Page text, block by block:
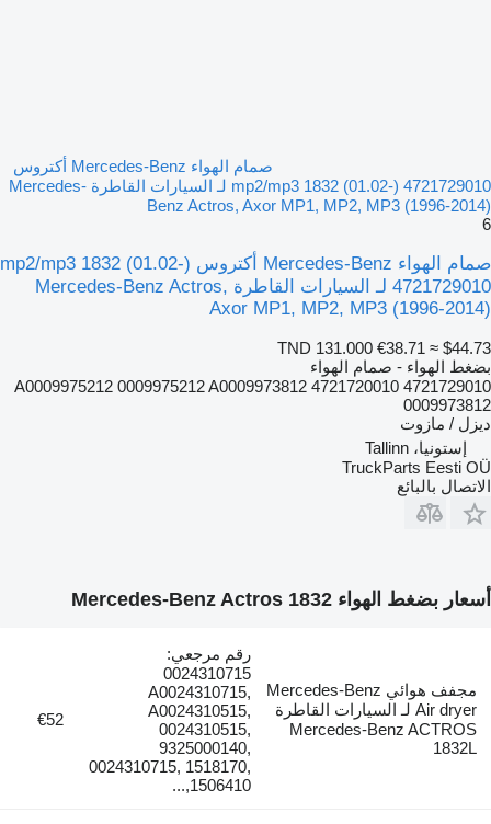
صمام الهواء Mercedes-Benz أكتروس
mp2/mp3 1832 (01.02-) 4721729010 لـ السيارات القاطرة Mercedes-
Benz Actros, Axor MP1, MP2, MP3 (1996-2014)
6
صمام الهواء Mercedes-Benz أكتروس mp2/mp3 1832 (01.02-)
4721729010 لـ السيارات القاطرة Mercedes-Benz Actros,
Axor MP1, MP2, MP3 (1996-2014)
TND 131.000 €38.71 ≈ $44.73
بضغط الهواء - صمام الهواء
4721729010 4721720010 A0009975212 0009975212 A0009973812
0009973812
ديزل / مازوت
إستونيا، Tallinn
TruckParts Eesti OÜ
الاتصال بالبائع
أسعار بضغط الهواء Mercedes-Benz Actros 1832
مجفف هوائي Mercedes-Benz
Air dryer لـ السيارات القاطرة
Mercedes-Benz ACTROS
1832L
رقم مرجعي:
0024310715
A0024310715,
A0024310515,
0024310515,
9325000140,
0024310715, 1518170,
1506410,...
€52